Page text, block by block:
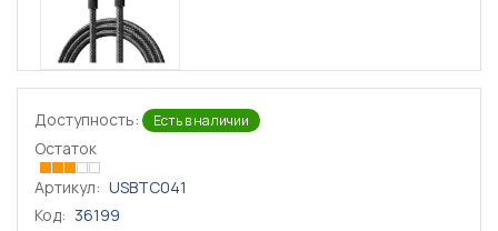
Доступность: Есть в наличии
Остаток
Артикул: USBTC041
Код: 36199